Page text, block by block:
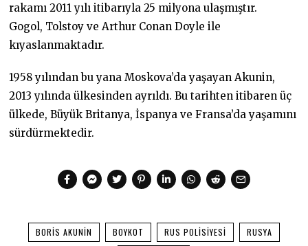
rakamı 2011 yılı itibarıyla 25 milyona ulaşmıştır.
Gogol, Tolstoy ve Arthur Conan Doyle ile
kıyaslanmaktadır.
1958 yılından bu yana Moskova’da yaşayan Akunin,
2013 yılında ülkesinden ayrıldı. Bu tarihten itibaren üç
ülkede, Büyük Britanya, İspanya ve Fransa’da yaşamını
sürdürmektedir.
BORIS AKUNIN BOYKOT RUS POLISIYESI
RUSYA